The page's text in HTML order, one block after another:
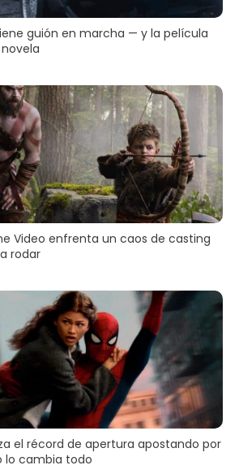
guión en marcha — y la película
Video enfrenta un caos de casting
rodar
el récord de apertura apostando por
lo cambia todo